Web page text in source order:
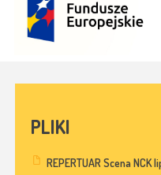
PLIKI
REPERTUAR Scena